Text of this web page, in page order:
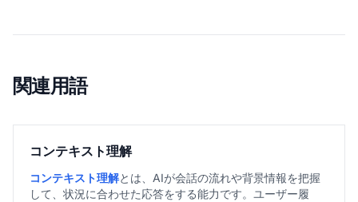
関連用語
コンテキスト理解
コンテキスト理解とは、AIが会話の流れや背景情報を把握
して、状況に合わせた応答をする能力です。ユーザー履